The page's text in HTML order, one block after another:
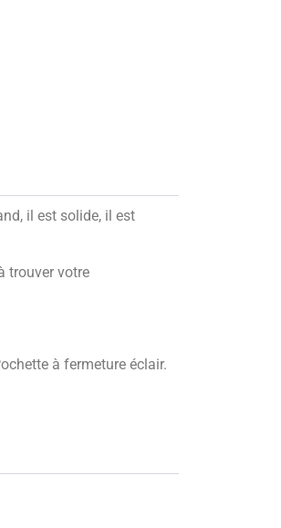
il est solide, il est
trouver votre
à fermeture éclair.